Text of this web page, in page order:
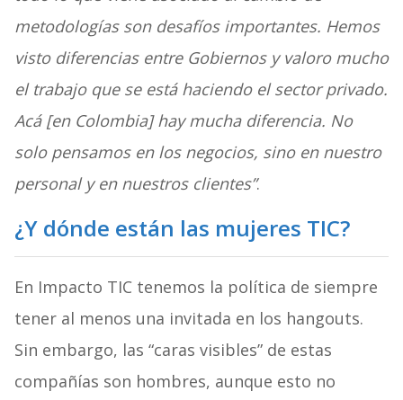
metodologías son desafíos importantes. Hemos
visto diferencias entre Gobiernos y valoro mucho
el trabajo que se está haciendo el sector privado.
Acá [en Colombia] hay mucha diferencia. No
solo pensamos en los negocios, sino en nuestro
personal y en nuestros clientes”.
¿Y dónde están las mujeres TIC?
En Impacto TIC tenemos la política de siempre
tener al menos una invitada en los hangouts.
Sin embargo, las “caras visibles” de estas
compañías son hombres, aunque esto no